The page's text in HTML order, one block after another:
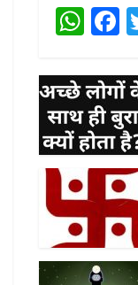
W
at
s
A
p
p
F
e
b
o
o
k